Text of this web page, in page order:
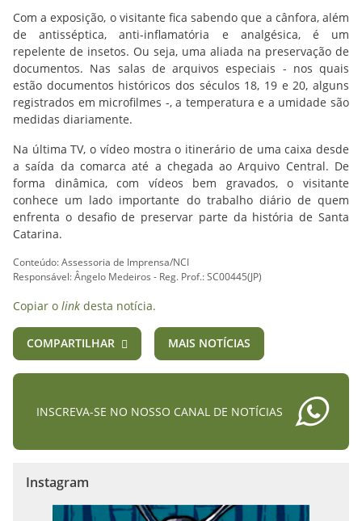
Com a exposição, o visitante fica sabendo que a cânfora, além
de antisséptica, anti-inflamatória e analgésica, é um
repelente de insetos. Ou seja, uma aliada na preservação de
documentos. Nas salas de arquivos especiais - nos quais
estão documentos históricos dos séculos 18, 19 e 20, alguns
registrados em microfilmes -, a temperatura e a umidade são
medidas diariamente.
Na última TV, o vídeo mostra o itinerário de uma caixa desde
a saída da comarca até a chegada ao Arquivo Central. De
forma dinâmica, com vídeos bem gravados, o visitante
conhece um lado importante do trabalho diário de quem
enfrenta o desafio de preservar parte da história de Santa
Catarina.
Conteúdo: Assessoria de Imprensa/NCI
Responsável: Ângelo Medeiros - Reg. Prof.: SC00445(JP)
Copiar o link desta notícia.
COMPARTILHAR MAIS NOTÍCIAS
INSCREVA-SE NO NOSSO CANAL DE NOTÍCIAS
Instagram